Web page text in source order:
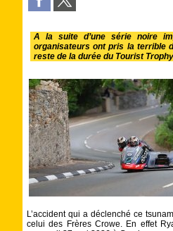
A la suite d’une série noire
organisateurs ont pris la terrible
reste de la durée du Tourist
L’accident qui a déclenché ce
celui des Frères Crowe. En effet